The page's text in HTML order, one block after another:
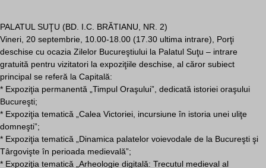
PALATUL SUŢU (BD. I.C. BRĂTIANU, NR. 2)
Vineri, 20 septembrie, 10.00-18.00 (17.30 ultima intrare), Porţi
deschise cu ocazia Zilelor Bucureştiului la Palatul Suţu – intrare
gratuită pentru vizitatori la expoziţiile deschise, al căror subiect
principal se referă la Capitală:
* Expoziţia permanentă „Timpul Oraşului”, dedicată istoriei oraşului
Bucureşti;
* Expoziţia tematică „Calea Victoriei, incursiune în istoria unei uliţe
domneşti”;
* Expoziţia tematică „Dinamica palatelor voievodale de la Bucureşti şi
Târgovişte în perioada medievală”;
* Expoziţia tematică „Arheologie digitală: Trecutul medieval al